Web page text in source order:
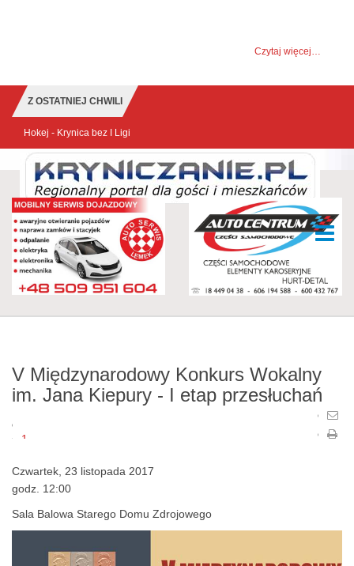
Czytaj więcej…
Z OSTATNIEJ CHWILI
Hokej - Krynica bez I Ligi
V Międzynarodowy Konkurs Wokalny
im. Jana Kiepury - I etap przesłuchań
1
3
4
5
Czwartek, 23 listopada 2017
godz. 12:00
Sala Balowa Starego Domu Zdrojowego